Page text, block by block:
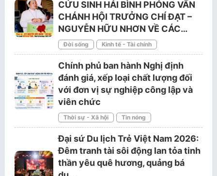
CỨU SINH HẢI BÌNH PHỎNG VẤN
CHÁNH HỘI TRƯỞNG CHÍ ĐẠT –
NGUYỄN HỮU NHƠN VỀ CÁC…
Đời sống Kinh tế - Tài chính
Chính phủ ban hành Nghị định
đánh giá, xếp loại chất lượng đối
với đơn vị sự nghiệp công lập và
viên chức
Thời sự - Xã hội Tin nóng
Đại sứ Du lịch Trẻ Việt Nam 2026:
Đêm tranh tài sôi động lan tỏa tinh
thần yêu quê hương, quảng bá